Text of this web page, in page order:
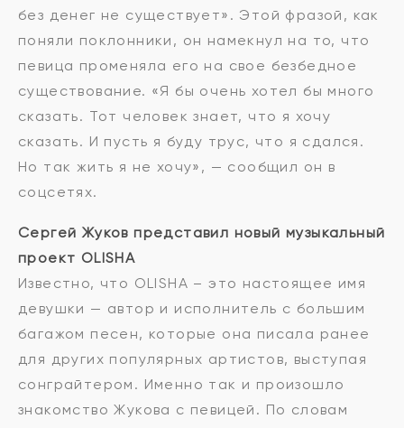
без денег не существует». Этой фразой, как
поняли поклонники, он намекнул на то, что
певица променяла его на свое безбедное
существование. «Я бы очень хотел бы много
сказать. Тот человек знает, что я хочу
сказать. И пусть я буду трус, что я сдался.
Но так жить я не хочу», — сообщил он в
соцсетях.
Сергей Жуков представил новый музыкальный
проект OLISHA
Известно, что OLISHA – это настоящее имя
девушки — автор и исполнитель с большим
багажом песен, которые она писала ранее
для других популярных артистов, выступая
сонграйтером. Именно так и произошло
знакомство Жукова с певицей. По словам